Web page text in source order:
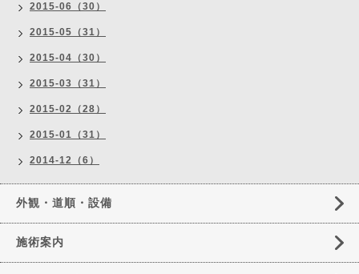
2015-06（30）
2015-05（31）
2015-04（30）
2015-03（31）
2015-02（28）
2015-01（31）
2014-12（6）
外観・道順・設備
施術案内